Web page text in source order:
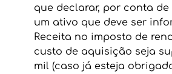
que declarar, por conta
um ativo que deve ser
Receita no imposto de
custo de aquisição seja
mil (caso já esteja